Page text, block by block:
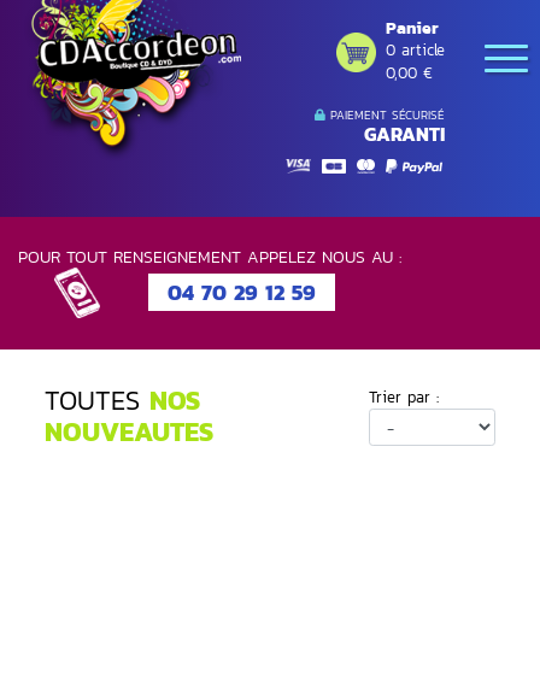
PAIEMENT SÉCURISÉ
GARANTI
Panier
0 article
0,00 €
POUR TOUT RENSEIGNEMENT APPELEZ NOUS AU :
04 70 29 12 59
TOUTES NOS
NOUVEAUTES
Trier par :